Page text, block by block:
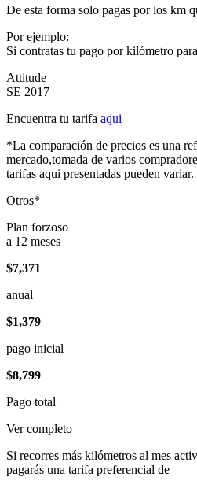
De esta forma solo pagas por los km
Por ejemplo:
Si contratas tu pago por kilómetro
Attitude
SE 2017
Encuentra tu tarifa aqui
*La comparación de precios es una
mercado,tomada de varios
tarifas aqui presentadas pueden variar.
Otros*
Plan forzoso
a 12 meses
$7,371
anual
$1,379
pago inicial
$8,799
Pago total
Ver completo
Si recorres más kilómetros al mes
pagarás una tarifa preferencial de